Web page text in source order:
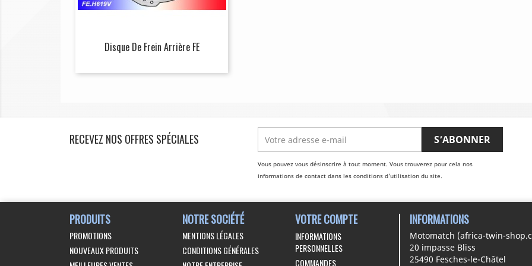
Disque De Frein Arrière FE
RECEVEZ NOS OFFRES SPÉCIALES
Vous pouvez vous désinscrire à tout moment. Vous trouverez pour cela nos
informations de contact dans les conditions d'utilisation du site.
PRODUITS
PROMOTIONS
NOUVEAUX PRODUITS
NOTRE SOCIÉTÉ
MENTIONS LÉGALES
CONDITIONS GÉNÉRALES
VOTRE COMPTE
INFORMATIONS
PERSONNELLES
COMMANDES
INFORMATIONS
Motomatch (africa-twin-
20 impasse Bliss
25490 Fesches-le-Châtel